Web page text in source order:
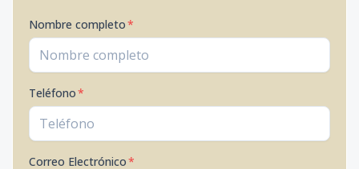
Nombre completo*
Teléfono*
Correo Electrónico*